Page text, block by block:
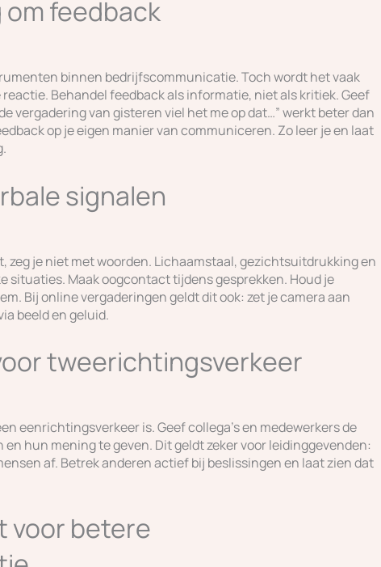
om feedback
binnen bedrijfscommunicatie. Toch wordt het vaak
Behandel feedback als informatie, niet als kritiek. Geef
vergadering van gisteren viel het me op dat…” werkt beter dan
op je eigen manier van communiceren. Zo leer je en laat
signalen
zeg je niet met woorden. Lichaamstaal, gezichtsuitdrukking en
situaties. Maak oogcontact tijdens gesprekken. Houd je
Bij online vergaderingen geldt dit ook: zet je camera aan
beeld en geluid.
tweerichtingsverkeer
eenrichtingsverkeer is. Geef collega’s en medewerkers de
hun mening te geven. Dit geldt zeker voor leidinggevenden:
af. Betrek anderen actief bij beslissingen en laat zien dat
voor betere